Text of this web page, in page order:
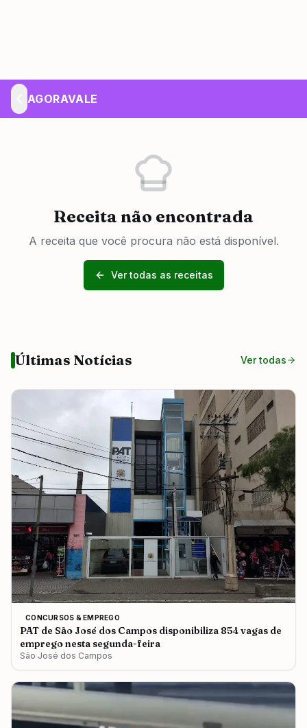
AGORAVALE
Receita não encontrada
A receita que você procura não está disponível.
Ver todas as receitas
Últimas Notícias Ver todas
CONCURSOS & EMPREGO
PAT de São José dos Campos disponibiliza 854 vagas de
emprego nesta segunda-feira
São José dos Campos